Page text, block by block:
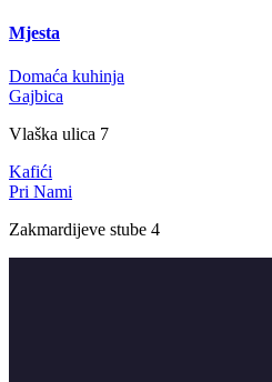
Mjesta
Domaća kuhinja
Gajbica
Vlaška ulica 7
Kafići
Pri Nami
Zakmardijeve stube 4